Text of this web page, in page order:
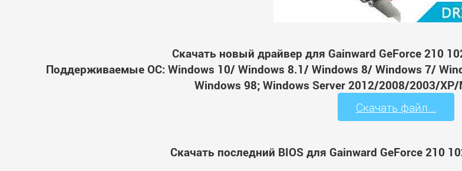
Скачать новый драйвер для Gainward GeForce 210
Поддерживаемые ОС: Windows 10/ Windows 8.1/ Windows 8/ Windows 7/
Windows 98; Windows Server 2012/2008/2003/XP/
Скачать файл...
Скачать последний BIOS для Gainward GeForce 210